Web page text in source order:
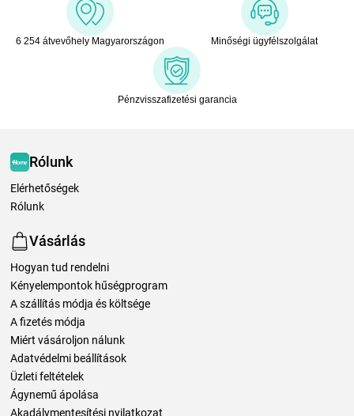
6 254 átvevőhely Magyarországon Minőségi ügyfélszolgálat
Pénzvisszafizetési garancia
Rólunk
Elérhetőségek
Rólunk
Vásárlás
Hogyan tud rendelni
Kényelempontok hűségprogram
A szállítás módja és költsége
A fizetés módja
Miért vásároljon nálunk
Adatvédelmi beállítások
Üzleti feltételek
Ágynemű ápolása
Akadálymentesítési nyilatkozat